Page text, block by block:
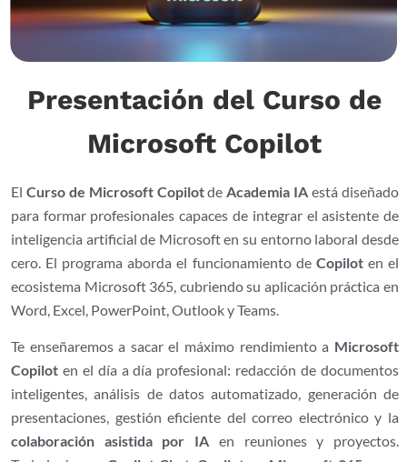
Presentación del Curso de
Microsoft Copilot
El Curso de Microsoft Copilotde Academia IA está diseñado
para formar profesionales capaces de integrar el asistente de
inteligencia artificial de Microsoft en su entorno laboral desde
cero. El programa aborda el funcionamiento de Copiloten el
ecosistema Microsoft 365, cubriendo su aplicación práctica en
Word, Excel, PowerPoint, Outlook y Teams.
Te enseñaremos a sacar el máximo rendimiento a Microsoft
Copiloten el día a día profesional: redacción de documentos
inteligentes, análisis de datos automatizado, generación de
presentaciones, gestión eficiente del correo electrónico y la
colaboración asistida por IA en reuniones y proyectos.